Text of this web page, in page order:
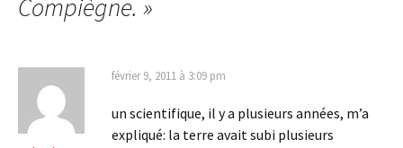
Compiègne. »
février 9, 2011 à 3:09 pm
un scientifique, il y a plusieurs années, m’a
expliqué: la terre avait subi plusieurs